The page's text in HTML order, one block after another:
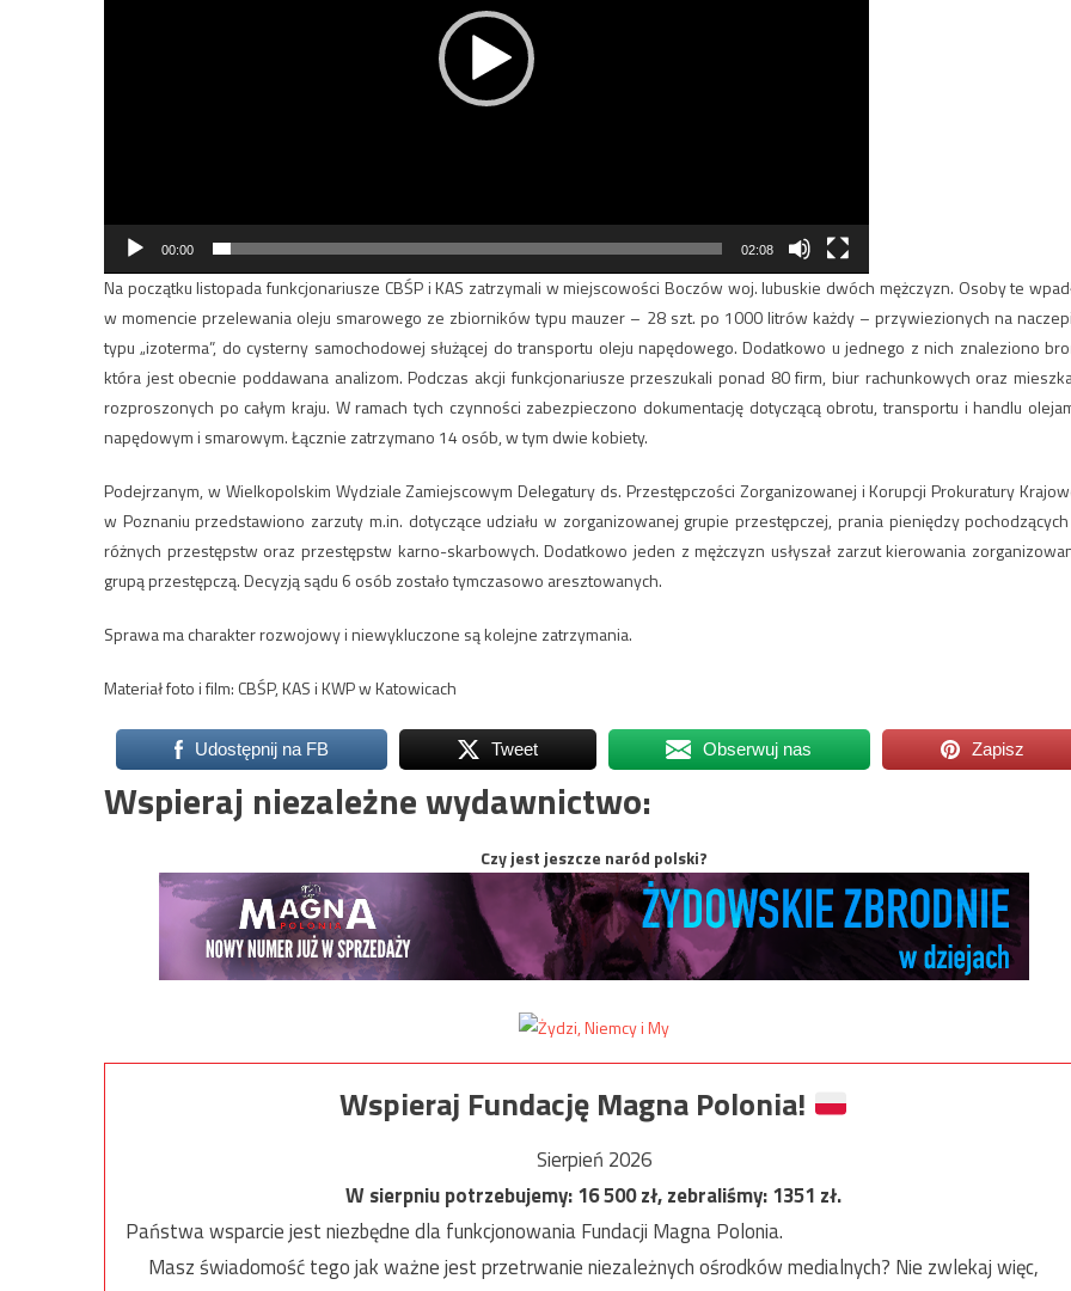
00:00 02:08
Na początku listopada funkcjonariusze CBŚP i KAS zatrzymali w miejscowości Boczów woj. lubuskie dwóch mężczyzn. Osoby te
w momencie przelewania oleju smarowego ze zbiorników typu mauzer – 28 szt. po 1000 litrów każdy – przywiezionych na
typu „izoterma”, do cysterny samochodowej służącej do transportu oleju napędowego. Dodatkowo u jednego z nich znaleziono
która jest obecnie poddawana analizom. Podczas akcji funkcjonariusze przeszukali ponad 80 firm, biur rachunkowych oraz
rozproszonych po całym kraju. W ramach tych czynności zabezpieczono dokumentację dotyczącą obrotu, transportu i handlu
napędowym i smarowym. Łącznie zatrzymano 14 osób, w tym dwie kobiety.
Podejrzanym, w Wielkopolskim Wydziale Zamiejscowym Delegatury ds. Przestępczości Zorganizowanej i Korupcji Prokuratury
w Poznaniu przedstawiono zarzuty m.in. dotyczące udziału w zorganizowanej grupie przestępczej, prania pieniędzy
różnych przestępstw oraz przestępstw karno-skarbowych. Dodatkowo jeden z mężczyzn usłyszał zarzut kierowania
grupą przestępczą. Decyzją sądu 6 osób zostało tymczasowo aresztowanych.
Sprawa ma charakter rozwojowy i niewykluczone są kolejne zatrzymania.
Materiał foto i film: CBŚP, KAS i KWP w Katowicach
Udostępnij na FB Tweet Obserwuj nas Zapisz
Wspieraj niezależne wydawnictwo:
Czy jest jeszcze naród polski?
Wspieraj Fundację Magna Polonia!
Sierpień 2026
W sierpniu potrzebujemy:16 500zł, zebraliśmy:1351 zł.
Państwa wsparcie jest niezbędne dla funkcjonowania Fundacji Magna Polonia.
Masz świadomość tego jak ważne jest przetrwanie niezależnych ośrodków medialnych? Nie zwlekaj więc,